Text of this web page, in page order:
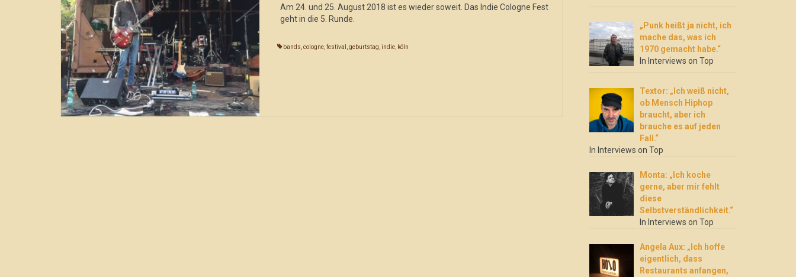
Am 24. und 25. August 2018 ist es wieder soweit. Das Indie Cologne Fest
geht in die 5. Runde.
bands cologne, festival geburtstag indie, köln
„Punk heißt ja nicht, ich
mache das, was ich
1970 gemacht habe.“
In Interviews on Top
Textor: „Ich weiß nicht,
ob Mensch Hiphop
braucht, aber ich
brauche es auf jeden
Fall.“
In Interviews on Top
Monta: „Ich koche
gerne, aber mir fehlt
diese
Selbstverständlichkeit.“
In Interviews on Top
Angela Aux: „Ich hoffe
eigentlich, dass
Restaurants anfangen,